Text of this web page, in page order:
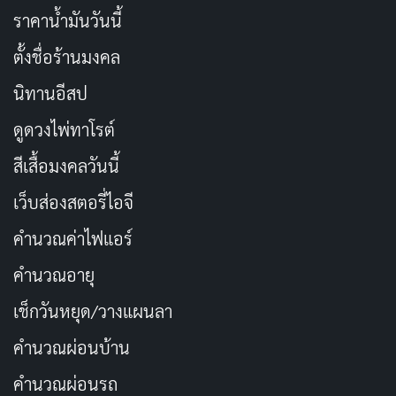
หอคอย นำไปสู่การเผชิญหน้า พันธมิตร และความขัดแย้ง
มากมาย
เป็นเหตุผลเริ่มต้นของเขาในการเข้าสู่หอคอย ต้องผ่านจุด
หักเหหลายครั้งในขณะที่เขาเรียนรู้เพิ่มเติมเกี่ยวกับความ
ตั้งใจที่แท้จริงของเธอ นอกจากนี้เขายังสร้างมิตรภาพที่
Agnis และ Rak Wraithraiser ซึ่งกลายเป็นพันธมิตรและ
สหายของเขาในการเดินทางของเขา
“Tower of God” เป็นที่รู้จักจากการสร้างโลกที่ซับซ้อน ตัว
ละครที่ซับซ้อน และโครงเรื่องที่น่าดึงดูดใจ สำรวจธีมของ
อำนาจ มิตรภาพ การหักหลัง และการเติบโตส่วนบุคคล
ราคาน้ำมันวันนี้
ตั้งชื่อร้านมงคล
นิทานอีสป
ดูดวงไพ่ทาโรต์
สีเสื้อมงคลวันนี้
เว็บส่องสตอรี่ไอจี
คำนวณค่าไฟแอร์
คำนวณอายุ
เช็กวันหยุด/วางแผนลา
คำนวณผ่อนบ้าน
คำนวณผ่อนรถ